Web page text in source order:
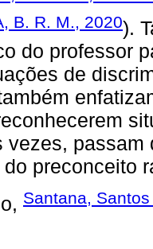
B. R. M., 2020).
do professor
de
vezes,
preconceito
Santana,